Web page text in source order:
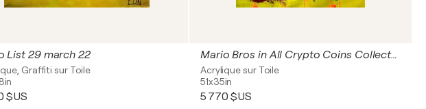
List 29 march 22
Graffiti sur Toile
$US
Mario Bros in All Crypto Coins Collected! Bitcoin Ethereum Solana
Acrylique sur Toile
51x35in
5 770 $US